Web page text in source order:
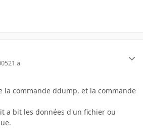
21 a
commande ddump, et la commande
a bit les données d'un fichier ou